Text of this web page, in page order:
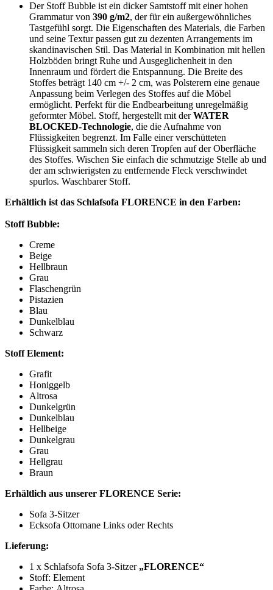
Der Stoff Bubble ist ein dicker Samtstoff mit einer hohen
Grammatur von 390 g/m2, der für ein außergewöhnliches
Tastgefühl sorgt. Die Eigenschaften des Materials, die Farben
und seine Textur passen gut zu dezenten Arrangements im
skandinavischen Stil. Das Material in Kombination mit hellen
Holzböden bringt Ruhe und Ausgeglichenheit in den
Innenraum und fördert die Entspannung. Die Breite des
Stoffes beträgt 140 cm +/- 2 cm, was Polsterern eine genaue
Anpassung beim Verlegen des Stoffes auf die Möbel
ermöglicht. Perfekt für die Endbearbeitung unregelmäßig
geformter Möbel. Stoff, hergestellt mit derWATER
BLOCKED-Technologie, die die Aufnahme von
Flüssigkeiten begrenzt. Im Falle einer verschütteten
Flüssigkeit sammeln sich deren Tropfen auf der Oberfläche
des Stoffes. Wischen Sie einfach die schmutzige Stelle ab und
der am schwierigsten zu entfernende Fleck verschwindet
spurlos. Waschbarer Stoff.
Erhältlich ist das Schlafsofa FLORENCE in den Farben:
Stoff Bubble:
Creme
Beige
Hellbraun
Grau
Flaschengrün
Pistazien
Blau
Dunkelblau
Schwarz
Stoff Element:
Grafit
Honiggelb
Altrosa
Dunkelgrün
Dunkelblau
Hellbeige
Dunkelgrau
Grau
Hellgrau
Braun
Erhältlich aus unserer FLORENCE Serie:
Sofa 3-Sitzer
Ecksofa Ottomane Links oder Rechts
Lieferung:
1 x Schlafsofa Sofa 3-Sitzer „FLORENCE“
Stoff: Element